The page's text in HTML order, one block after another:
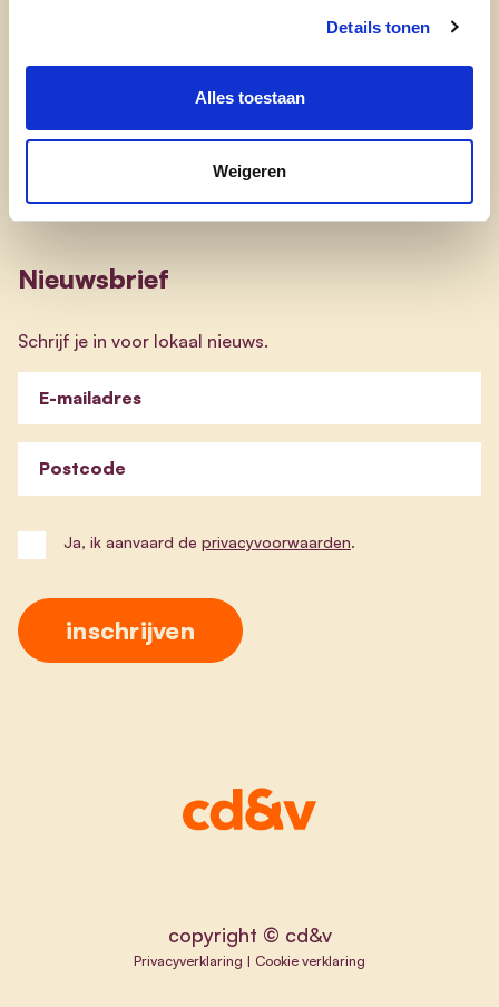
Details tonen
Alles toestaan
Weigeren
doe mee
Nieuwsbrief
Schrijf je in voor lokaal nieuws.
E-mailadres
Postcode
Ja, ik aanvaard de privacyvoorwaarden.
copyright © cd&v
Privacyverklaring | Cookie verklaring